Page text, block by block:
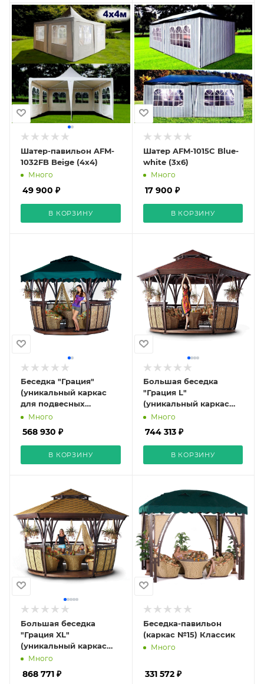
Шатер-павильон AFM-
1032FB Beige (4х4)
Много
49 900 ₽
В КОРЗИНУ
Шатер AFM-1015C Blue-
white (3х6)
Много
17 900 ₽
В КОРЗИНУ
Беседка "Грация"
(уникальный каркас
для подвесных
гамаков-качелей)
Много
568 930 ₽
В КОРЗИНУ
Большая беседка
"Грация L"
(уникальный каркас
для подвесных
Много
744 313 ₽
В КОРЗИНУ
Большая беседка
"Грация XL"
(уникальный каркас
для подвесных
Много
868 771 ₽
Беседка-павильон
(каркас №15) Классик
Много
331 572 ₽